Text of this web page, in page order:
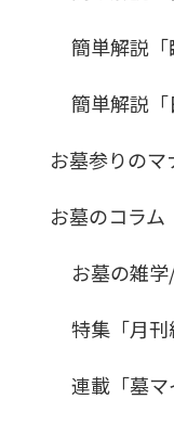
簡単解説「
簡単解説「
お墓参りの
お墓のコラム
お墓の雑
特集「月刊
連載「墓マ